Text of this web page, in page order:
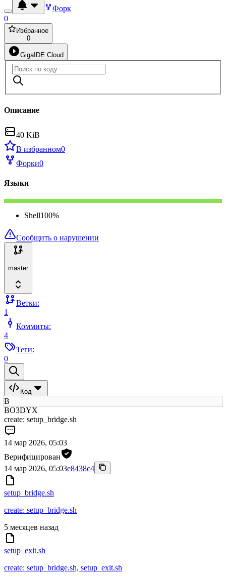
Форк
0
Избранное
0
GigaIDE Cloud
Описание
40 KiB
В избранном0
Форки0
Языки
Shell100%
Сообщить о нарушении
master
Ветки:
1
Коммиты:
4
Теги:
0
Код
B
BO3DYX
create: setup_bridge.sh
14 мар 2026, 05:03
Верифицирован
14 мар 2026, 05:03e8438c4
setup_bridge.sh
create: setup_bridge.sh
5 месяцев назад
setup_exit.sh
create: setup_bridge.sh, setup_exit.sh